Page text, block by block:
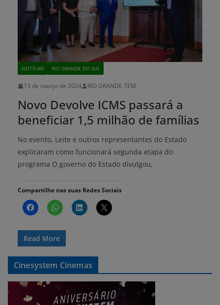
NOTÍCIAS RIO GRANDE DO SUL
13 de março de 2024 RIO GRANDE TEM
Novo Devolve ICMS passará a
beneficiar 1,5 milhão de famílias
No evento, Leite e outros representantes do Estado
explicaram como funcionará segunda etapa do
programa O governo do Estado divulgou,
Compartilhe nas suas Redes Sociais
Read More
Cinesystem Cinemas